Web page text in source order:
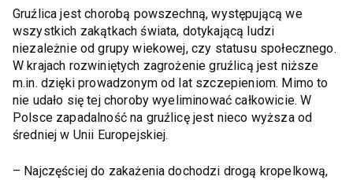
Gruźlica jest chorobą powszechną, występującą we
wszystkich zakątkach świata, dotykającą ludzi
niezależnie od grupy wiekowej, czy statusu społecznego.
W krajach rozwiniętych zagrożenie gruźlicą jest niższe
m.in. dzięki prowadzonym od lat szczepieniom. Mimo to
nie udało się tej choroby wyeliminować całkowicie. W
Polsce zapadalność na gruźlicę jest nieco wyższa od
średniej w Unii Europejskiej.
– Najczęściej do zakażenia dochodzi drogą kropelkową,